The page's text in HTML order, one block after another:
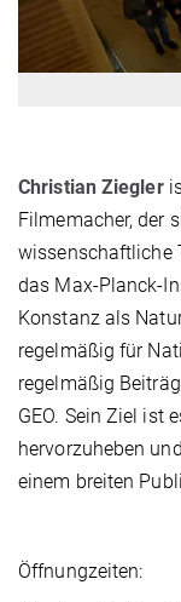
Christian Ziegler
Filmemacher, der
wissenschaftliche
das Max-Planck-
Konstanz als
regelmäßig für
regelmäßig
GEO. Sein Ziel ist
hervorzuheben
einem breiten
Öffnungzeiten: